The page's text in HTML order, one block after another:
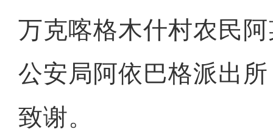
万克喀格木什村农民
公安局阿依巴格派出
致谢。